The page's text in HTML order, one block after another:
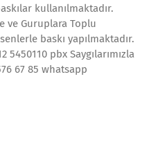
kullanılmaktadır.
ve Guruplara Toplu
baskı yapılmaktadır.
pbx Saygılarımızla
67 85 whatsapp